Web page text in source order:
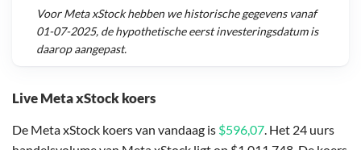
Live Meta xStock koers
De Meta xStock koers van vandaag is $596,07. Het 24 uurs
VoorMeta xStockhebben we historische gegevens vanaf
01-07-2025, de hypothetische eerst investeringsdatum is
daarop aangepast.